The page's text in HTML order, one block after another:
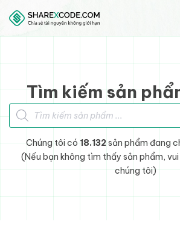
Skip to main content
Skip to footer
Tìm kiếm sản
Tìm kiếm sản phẩm
Chúng tôi có 18.132sản phẩm đang
(Nếu bạn không tìm thấy sản phẩm,
chúng tôi)